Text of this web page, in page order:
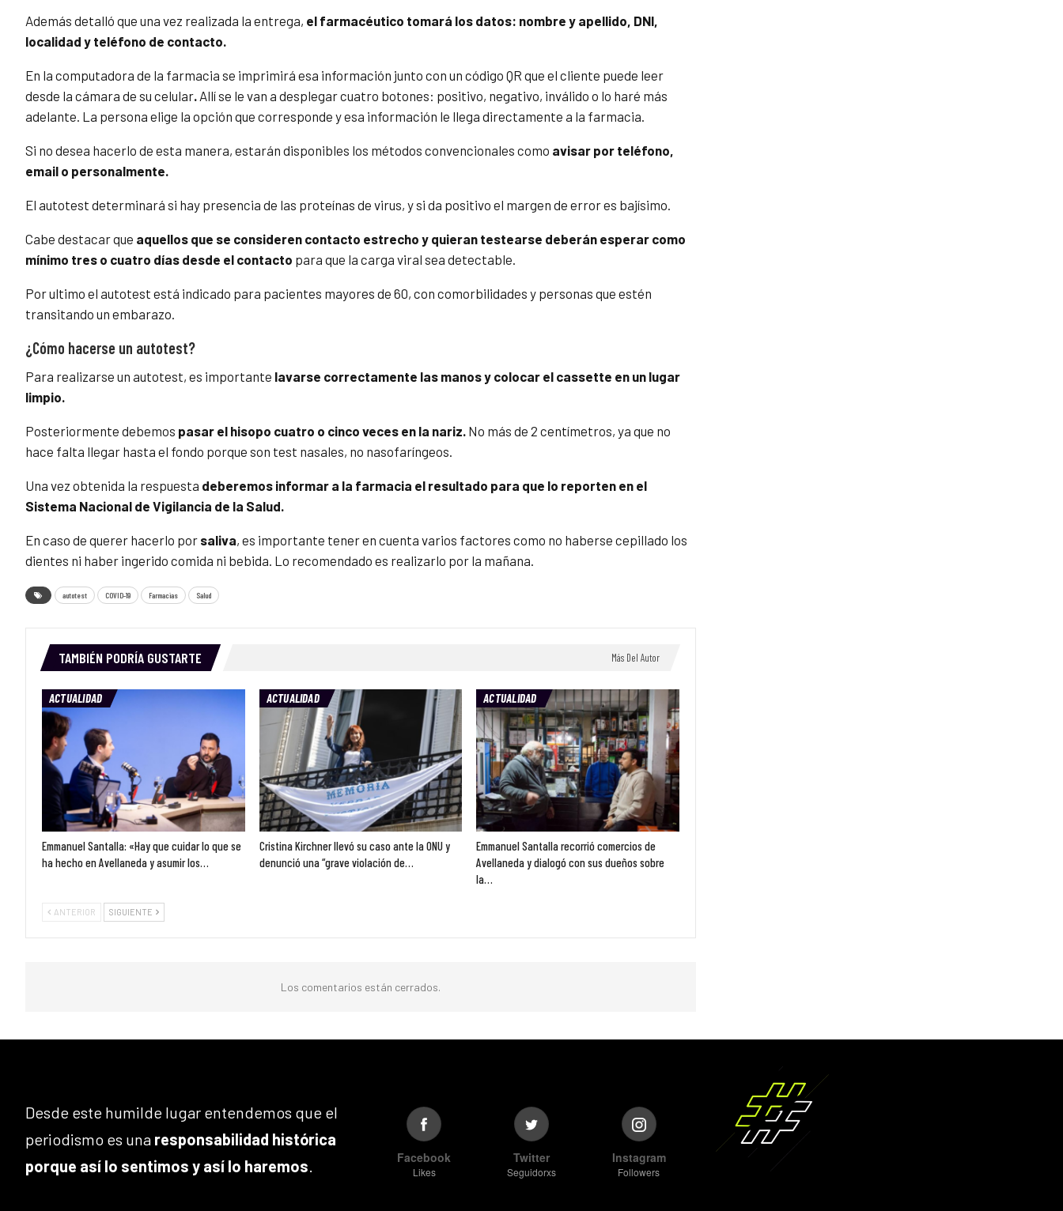
Además detalló que una vez realizada la entrega, el farmacéutico tomará los datos: nombre y apellido, DNI,
localidad y teléfono de contacto.
En la computadora de la farmacia se imprimirá esa información junto con un código QR que el cliente puede leer
desde la cámara de su celular. Allí se le van a desplegar cuatro botones: positivo, negativo, inválido o lo haré más
adelante. La persona elige la opción que corresponde y esa información le llega directamente a la farmacia.
Si no desea hacerlo de esta manera, estarán disponibles los métodos convencionales como avisar por teléfono,
email o personalmente.
El autotest determinará si hay presencia de las proteínas de virus, y si da positivo el margen de error es bajísimo.
Cabe destacar que aquellos que se consideren contacto estrecho y quieran testearse deberán esperar como
mínimo tres o cuatro días desde el contacto para que la carga viral sea detectable.
Por ultimo el autotest está indicado para pacientes mayores de 60, con comorbilidades y personas que estén
transitando un embarazo.
¿Cómo hacerse un autotest?
Para realizarse un autotest, es importante lavarse correctamente las manos y colocar el cassette en un lugar
limpio.
Posteriormente debemos pasar el hisopo cuatro o cinco veces en la nariz. No más de 2 centímetros, ya que no
hace falta llegar hasta el fondo porque son test nasales, no nasofaríngeos.
Una vez obtenida la respuesta deberemos informar a la farmacia el resultado para que lo reporten en el
Sistema Nacional de Vigilancia de la Salud.
En caso de querer hacerlo por saliva, es importante tener en cuenta varios factores como no haberse cepillado los
dientes ni haber ingerido comida ni bebida. Lo recomendado es realizarlo por la mañana.
autotest COVID-19 Farmacias Salud
TAMBIÉN PODRÍA GUSTARTE Más Del Autor
ACTUALIDAD
Emmanuel Santalla: «Hay que cuidar lo que se
ha hecho en Avellaneda y asumir los…
ACTUALIDAD
Cristina Kirchner llevó su caso ante la ONU y
denunció una “grave violación de…
ACTUALIDAD
Emmanuel Santalla recorrió comercios de
Avellaneda y dialogó con sus dueños sobre
la…
ANTERIOR SIGUIENTE
Los comentarios están cerrados.
Desde este humilde lugar entendemos que el
periodismo es una responsabilidad histórica
porque así lo sentimos y así lo haremos. Facebook
Likes
Twitter
Seguidorxs
Instagram
Followers